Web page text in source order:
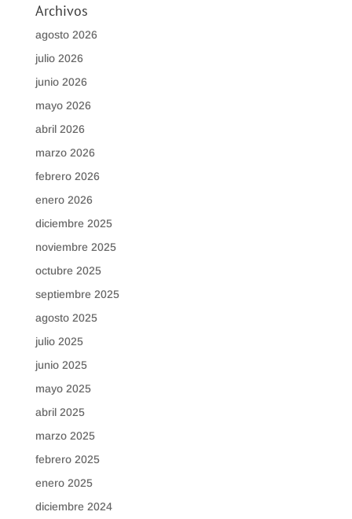
Archivos
agosto 2026
julio 2026
junio 2026
mayo 2026
abril 2026
marzo 2026
febrero 2026
enero 2026
diciembre 2025
noviembre 2025
octubre 2025
septiembre 2025
agosto 2025
julio 2025
junio 2025
mayo 2025
abril 2025
marzo 2025
febrero 2025
enero 2025
diciembre 2024